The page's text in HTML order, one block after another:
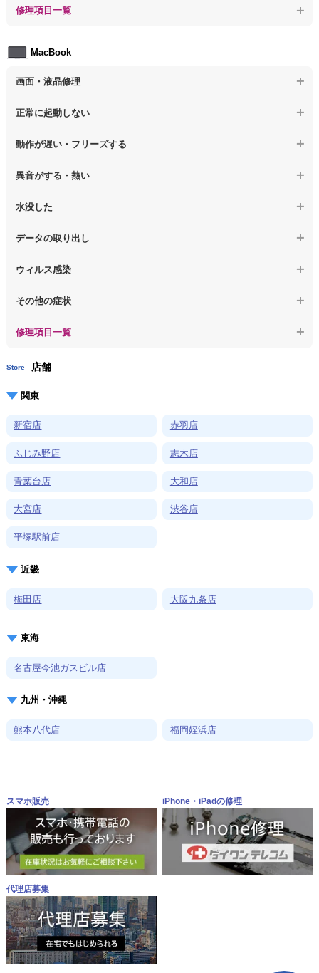
【ノートパソコン】ウィルス感染のその他の問題
【ノートパソコン】事例紹介
修理項目一覧
【ノートパソコン】電源故障
【ノートパソコン】液晶ディスプレイ交換
【ノートパソコン】マザーボード修理
MacBook
画面・液晶修理
【macbook】画面の割れ・破損
かしい、チラつく等)
【macbook】症状が選択肢にない、よく分からない
正常に起動しない
【macbook】電源ボタンを押しても反応が無い
動作が遅い・フリーズする
異音がする・熱い
【macbook】パソコンから異音がする
水没した
【macbook】水没してパソコンが動かない
データの取り出し
【macbook】起動しないパソコンのデータを復旧
ウィルス感染
【macbook】特定のプログラムを削除したい
その他の症状
修理項目一覧
Store 店舗
関東
新宿店 赤羽店
ふじみ野店 志木店
青葉台店 大和店
大宮店 渋谷店
平塚駅前店
近畿
梅田店 大阪九条店
東海
名古屋今池ガスビル店
九州・沖縄
熊本八代店 福岡姪浜店
スマホ販売 iPhone・iPadの修理
代理店募集